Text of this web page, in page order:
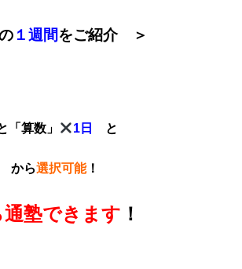
１週間をご紹介 ＞
「算数」 1日 と
から選択可能！
塾できます ！